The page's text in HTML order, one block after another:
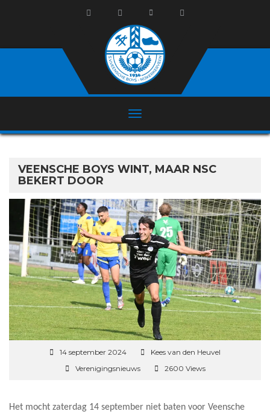
VEENSCHE BOYS WINT, MAAR NSC
BEKERT DOOR
14 september 2024
Kees van den Heuvel
Verenigingsnieuws
2600 Views
Het mocht zaterdag 14 september niet baten voor Veensche